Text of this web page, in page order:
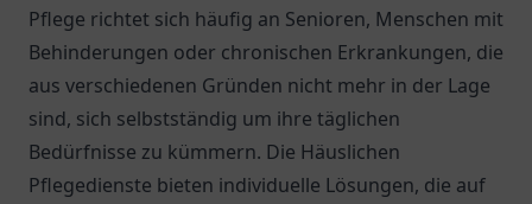
Pflege richtet sich häufig an Senioren, Menschen mit
Behinderungen oder chronischen Erkrankungen, die
aus verschiedenen Gründen nicht mehr in der Lage
sind, sich selbstständig um ihre täglichen
Bedürfnisse zu kümmern. Die Häuslichen
Pflegedienste bieten individuelle Lösungen, die auf